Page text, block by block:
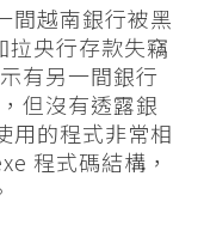
間越南銀行被黑
拉央行存款失竊
有另一間銀行
但沒有透露銀
用的程式非常相
程式碼結構，